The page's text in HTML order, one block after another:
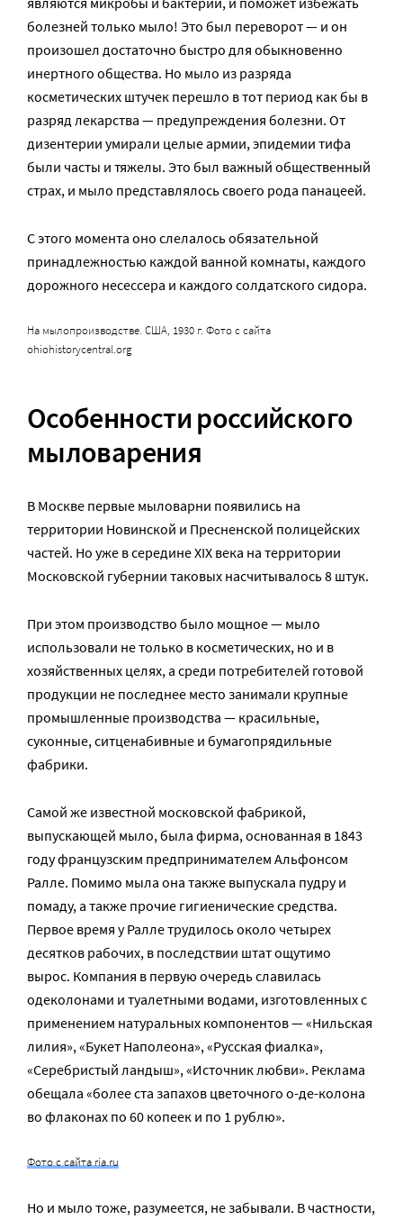
болезней только мыло! Это был переворот — и он
произошел достаточно быстро для обыкновенно
инертного общества. Но мыло из разряда
косметических штучек перешло в тот период как бы в
разряд лекарства — предупреждения болезни. От
дизентерии умирали целые армии, эпидемии тифа
были часты и тяжелы. Это был важный общественный
страх, и мыло представлялось своего рода панацеей.
С этого момента оно слелалось обязательной
принадлежностью каждой ванной комнаты, каждого
дорожного несессера и каждого солдатского сидора.
На мылопроизводстве. США, 1930 г. Фото с сайта
ohiohistorycentral.org
Особенности российского
мыловарения
В Москве первые мыловарни появились на
территории Новинской и Пресненской полицейских
частей. Но уже в середине XIX века на территории
Московской губернии таковых насчитывалось 8 штук.
При этом производство было мощное — мыло
использовали не только в косметических, но и в
хозяйственных целях, а среди потребителей готовой
продукции не последнее место занимали крупные
промышленные производства — красильные,
суконные, ситценабивные и бумагопрядильные
фабрики.
Самой же известной московской фабрикой,
выпускающей мыло, была фирма, основанная в 1843
году французским предпринимателем Альфонсом
Ралле. Помимо мыла она также выпускала пудру и
помаду, а также прочие гигиенические средства.
Первое время у Ралле трудилось около четырех
десятков рабочих, в последствии штат ощутимо
вырос. Компания в первую очередь славилась
одеколонами и туалетными водами, изготовленных с
применением натуральных компонентов — «Нильская
лилия», «Букет Наполеона», «Русская фиалка»,
«Серебристый ландыш», «Источник любви». Реклама
обещала «более ста запахов цветочного о-де-колона
во флаконах по 60 копеек и по 1 рублю».
Фото с сайта ria.ru
Но и мыло тоже, разумеется, не забывали. В частности,